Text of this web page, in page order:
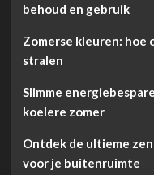
behoud en gebruik
Zomerse kleuren:
stralen
Slimme
koelere zomer
Ontdek de ultieme
voor je buitenruimte